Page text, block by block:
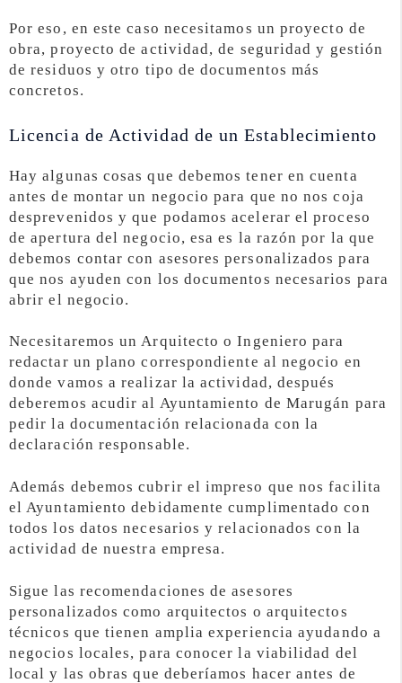
Por eso, en este caso necesitamos un proyecto de
obra, proyecto de actividad, de seguridad y gestión
de residuos y otro tipo de documentos más
concretos.
Licencia de Actividad de un Establecimiento
Hay algunas cosas que debemos tener en cuenta
antes de montar un negocio para que no nos coja
desprevenidos y que podamos acelerar el proceso
de apertura del negocio, esa es la razón por la que
debemos contar con asesores personalizados para
que nos ayuden con los documentos necesarios para
abrir el negocio.
Necesitaremos un Arquitecto o Ingeniero para
redactar un plano correspondiente al negocio en
donde vamos a realizar la actividad, después
deberemos acudir al Ayuntamiento de Marugán para
pedir la documentación relacionada con la
declaración responsable.
Además debemos cubrir el impreso que nos facilita
el Ayuntamiento debidamente cumplimentado con
todos los datos necesarios y relacionados con la
actividad de nuestra empresa.
Sigue las recomendaciones de asesores
personalizados como arquitectos o arquitectos
técnicos que tienen amplia experiencia ayudando a
negocios locales, para conocer la viabilidad del
local y las obras que deberíamos hacer antes de